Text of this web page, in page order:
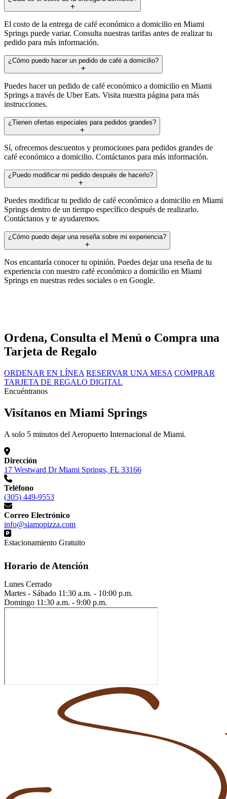
El costo de la entrega de café económico a domicilio en Miami
Springs puede variar. Consulta nuestras tarifas antes de realizar tu
pedido para más información.
¿Cómo puedo hacer un pedido de café a domicilio?
Puedes hacer un pedido de café económico a domicilio en Miami
Springs a través de Uber Eats. Visita nuestra página para más
instrucciones.
¿Tienen ofertas especiales para pedidos grandes?
Sí, ofrecemos descuentos y promociones para pedidos grandes de
café económico a domicilio. Contáctanos para más información.
¿Puedo modificar mi pedido después de hacerlo?
Puedes modificar tu pedido de café económico a domicilio en Miami
Springs dentro de un tiempo específico después de realizarlo.
Contáctanos y te ayudaremos.
¿Cómo puedo dejar una reseña sobre mi experiencia?
Nos encantaría conocer tu opinión. Puedes dejar una reseña de tu
experiencia con nuestro café económico a domicilio en Miami
Springs en nuestras redes sociales o en Google.
Ordena, Consulta el Menú o Compra una
Tarjeta de Regalo
ORDENAR EN LÍNEA RESERVAR UNA MESA COMPRAR
TARJETA DE REGALO DIGITAL
Encuéntranos
Visítanos en Miami Springs
A solo 5 minutos del Aeropuerto Internacional de Miami.
Dirección
17 Westward Dr Miami Springs, FL 33166
Teléfono
(305) 449-9553
Correo Electrónico
info@siamopizza.com
Estacionamiento Gratuito
Horario de Atención
Lunes Cerrado
Martes - Sábado 11:30 a.m. - 10:00 p.m.
Domingo 11:30 a.m. - 9:00 p.m.